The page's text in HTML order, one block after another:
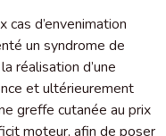
d’envenimation
un syndrome de
réalisation d’une
et ultérieurement
greffe cutanée au prix
moteur, afin de poser